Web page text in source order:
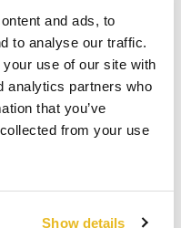
and ads, to
to analyse our traffic.
use of our site with
analytics partners who
that you’ve
from your use
Show details